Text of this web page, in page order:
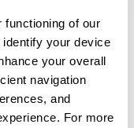
functioning of our
your device
your overall
navigation
and
For more
таких как
немного больше